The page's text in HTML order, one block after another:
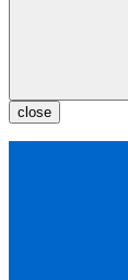
close